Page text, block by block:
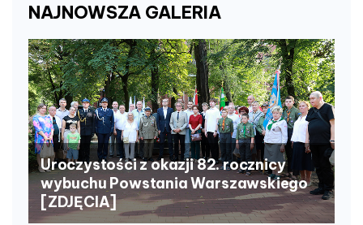
NAJNOWSZA GALERIA
Uroczystości z okazji 82. rocznicy
wybuchu Powstania Warszawskiego
[ZDJĘCIA]